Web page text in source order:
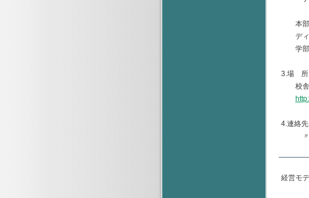
本部
ディス
学部学
3.場 所
校舎
4.連絡
〃 ：
経営モ